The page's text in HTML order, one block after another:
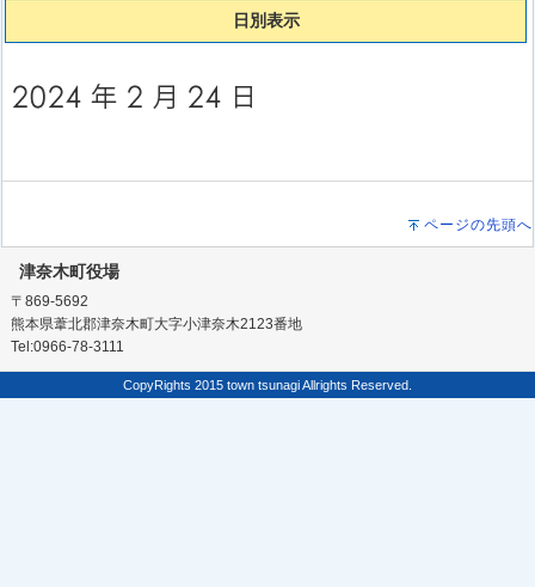
日別表示
ページの先頭へ
津奈木町役場
〒869-5692
熊本県葦北郡津奈木町大字小津奈木2123番地
Tel:0966-78-3111
CopyRights 2015 town tsunagi Allrights Reserved.